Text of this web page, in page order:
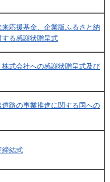
来応援基金、企業版ふるさと納
る感謝状贈呈式
式会社への感謝状贈呈式及び
路の事業推進に関する国への
締結式